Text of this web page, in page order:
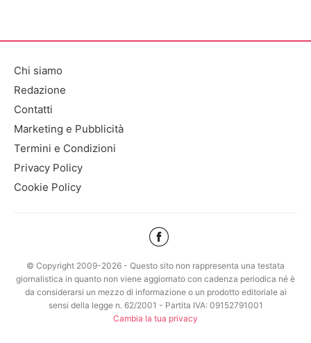
Chi siamo
Redazione
Contatti
Marketing e Pubblicità
Termini e Condizioni
Privacy Policy
Cookie Policy
© Copyright 2009-2026 - Questo sito non rappresenta una testata
giornalistica in quanto non viene aggiornato con cadenza periodica né è
da considerarsi un mezzo di informazione o un prodotto editoriale ai
sensi della legge n. 62/2001 - Partita IVA: 09152791001
Cambia la tua privacy